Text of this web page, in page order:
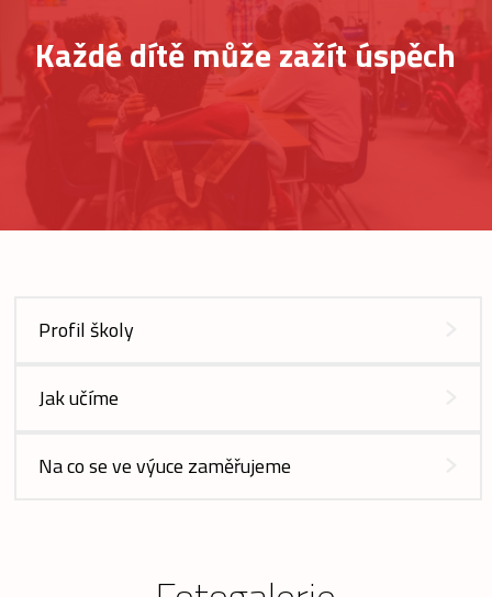
Každé dítě může zažít úspěch
Profil školy
Jak učíme
Na co se ve výuce zaměřujeme